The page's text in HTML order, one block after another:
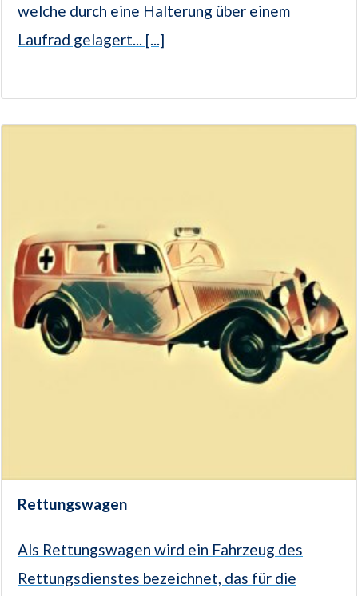
welche durch eine Halterung über einem
Laufrad gelagert... [...]
Rettungswagen
Als Rettungswagen wird ein Fahrzeug des
Rettungsdienstes bezeichnet, das für die